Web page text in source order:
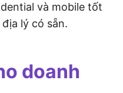
và mobile tốt
lý có sẵn.
doanh